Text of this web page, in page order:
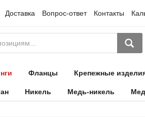
Доставка Вопрос-ответ Контакты
Фланцы Крепежные
Никель Медь-никель